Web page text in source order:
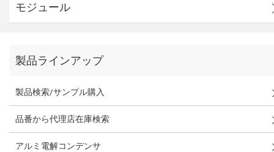
モジュール
製品ラインアップ
製品検索/サンプル購入
品番から代理店在庫検索
アルミ電解コンデンサ